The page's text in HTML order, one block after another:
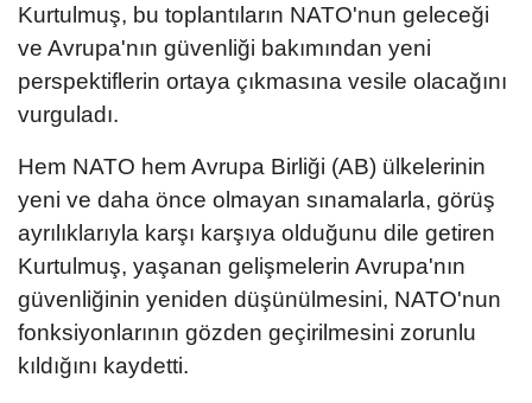
Kurtulmuş, bu toplantıların NATO'nun geleceği
ve Avrupa'nın güvenliği bakımından yeni
perspektiflerin ortaya çıkmasına vesile olacağını
vurguladı.
Hem NATO hem Avrupa Birliği (AB) ülkelerinin
yeni ve daha önce olmayan sınamalarla, görüş
ayrılıklarıyla karşı karşıya olduğunu dile getiren
Kurtulmuş, yaşanan gelişmelerin Avrupa'nın
güvenliğinin yeniden düşünülmesini, NATO'nun
fonksiyonlarının gözden geçirilmesini zorunlu
kıldığını kaydetti.